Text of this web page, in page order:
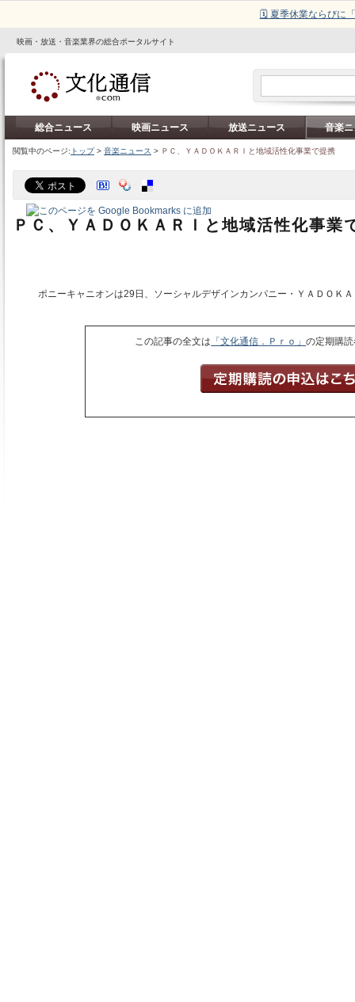
🗓️ 夏季休業ならびに
映画・放送・音楽業界の総合ポータルサイト
総合ニュース 映画ニュース 放送ニュース 音楽
閲覧中のページ: トップ> 音楽ニュース > ＰＣ、ＹＡＤＯＫＡＲＩと地域活性化事業で提携
ＰＣ、ＹＡＤＯＫＡＲＩと地域活性化事業
ポニーキャニオンは29日、ソーシャルデザインカンパニー・ＹＡＤＯＫ
この記事の全文は 「文化通信．Ｐｒｏ」の定期購